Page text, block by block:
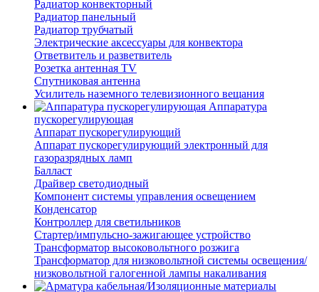
Радиатор конвекторный
Радиатор панельный
Радиатор трубчатый
Электрические аксессуары для конвектора
Ответвитель и разветвитель
Розетка антенная TV
Спутниковая антенна
Усилитель наземного телевизионного вещания
Аппаратура
пускорегулирующая
Аппарат пускорегулирующий
Аппарат пускорегулирующий электронный для
газоразрядных ламп
Балласт
Драйвер светодиодный
Компонент системы управления освещением
Конденсатор
Контроллер для светильников
Стартер/импульсно-зажигающее устройство
Трансформатор высоковольтного розжига
Трансформатор для низковольтной системы освещения/
низковольтной галогенной лампы накаливания